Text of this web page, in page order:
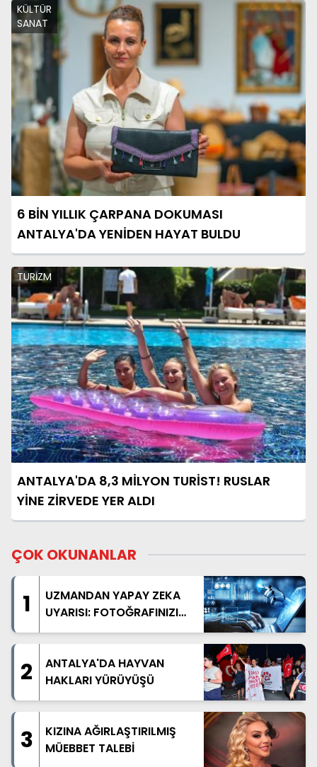
KÜLTÜR
SANAT
6 BİN YILLIK ÇARPANA DOKUMASI
ANTALYA'DA YENİDEN HAYAT BULDU
TURİZM
ANTALYA'DA 8,3 MİLYON TURİST! RUSLAR
YİNE ZİRVEDE YER ALDI
ÇOK OKUNANLAR
1
UZMANDAN YAPAY ZEKA
UYARISI: FOTOĞRAFINIZI
PAYLAŞMADAN BİR KEZ
2
ANTALYA'DA HAYVAN
HAKLARI YÜRÜYÜŞÜ
3
KIZINA AĞIRLAŞTIRILMIŞ
MÜEBBET TALEBİ